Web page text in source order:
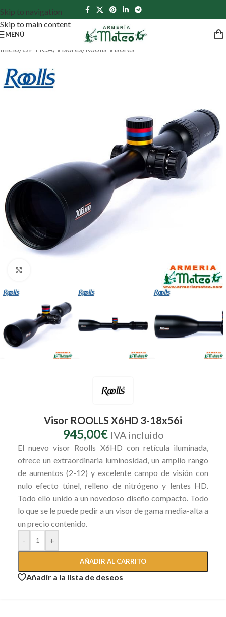
Skip to navigation
Skip to main content
MENÚ
Inicio/ ÓPTICA/ Visores/ Roolls Visores
Visor ROOLLS X6HD 3-18x56i
945,00€ IVA incluido
El nuevo visor Roolls X6HD con retícula iluminada,
ofrece un extraordinaria luminosidad, un amplio rango
de aumentos (2-12) y excelente campo de visión con
nulo efecto túnel, relleno de nitrógeno y lentes HD.
Todo ello unido a un novedoso diseño compacto. Todo
lo que se le puede pedir a un visor de gama media-alta a
un precio contenido.
-
+
AÑADIR AL CARRITO
Añadir a la lista de deseos